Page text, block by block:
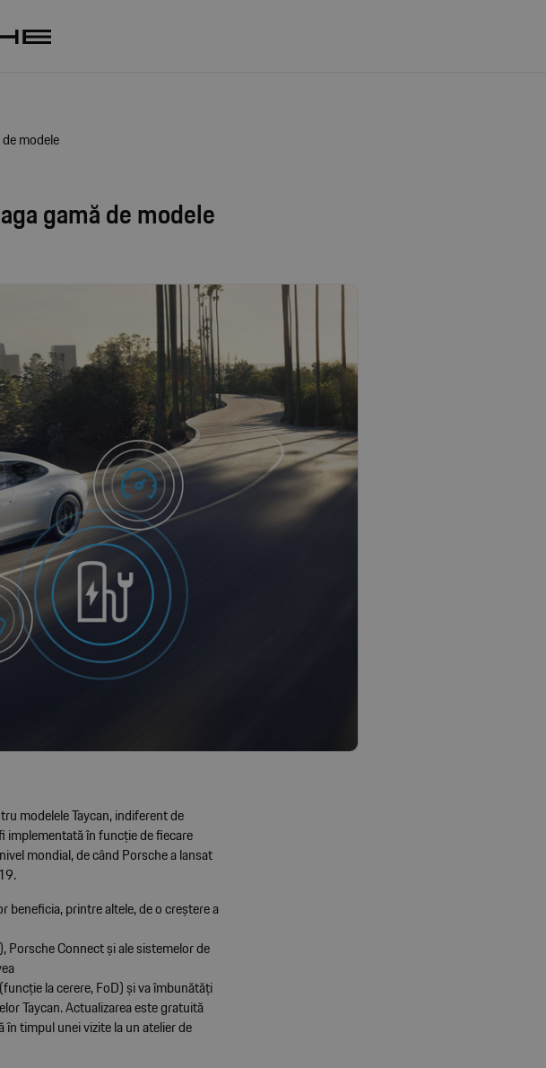
modele
gamă de modele
modelele Taycan, indiferent de
implementată în funcție de fiecare
mondial, de când Porsche a lansat
printre altele, de o creștere a
Connect și ale sistemelor de
la cerere, FoD) și va îmbunătăți
Taycan. Actualizarea este gratuită
timpul unei vizite la un atelier de